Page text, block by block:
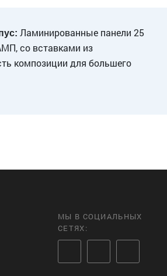
Ламинированные панели 25
со вставками из
композиции для большего
МЫ В СОЦИАЛЬНЫХ
СЕТЯХ: